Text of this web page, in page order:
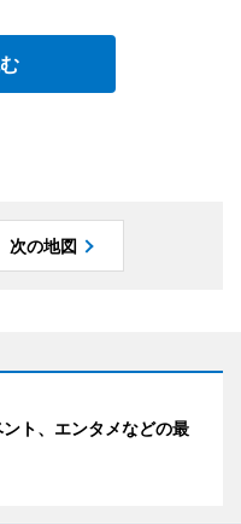
次の地図
ト、エンタメなどの最